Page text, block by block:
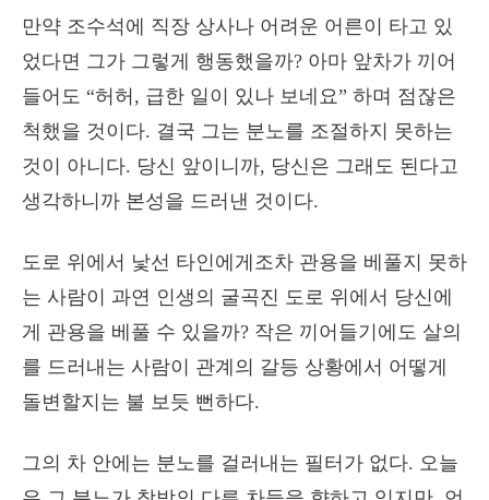
만약 조수석에 직장 상사나 어려운 어른이 타고 있
었다면 그가 그렇게 행동했을까? 아마 앞차가 끼어
들어도 “허허, 급한 일이 있나 보네요” 하며 점잖은
척했을 것이다. 결국 그는 분노를 조절하지 못하는
것이 아니다. 당신 앞이니까, 당신은 그래도 된다고
생각하니까 본성을 드러낸 것이다.
도로 위에서 낯선 타인에게조차 관용을 베풀지 못하
는 사람이 과연 인생의 굴곡진 도로 위에서 당신에
게 관용을 베풀 수 있을까? 작은 끼어들기에도 살의
를 드러내는 사람이 관계의 갈등 상황에서 어떻게
돌변할지는 불 보듯 뻔하다.
그의 차 안에는 분노를 걸러내는 필터가 없다. 오늘